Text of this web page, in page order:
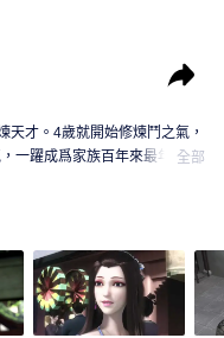
天才。4歲就開始修煉鬥之氣，
一躍成爲家族百年來最年輕的
，一扇全新的大門在面前開
到衆人的仰慕，他卻不滿足於
山脈，在藥老的幫助下，進一
全部